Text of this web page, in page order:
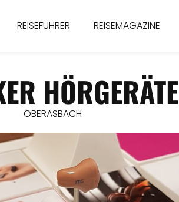
REISEFÜHRER REISEMAGAZINE
HÖRGERÄTE
OBERASBACH